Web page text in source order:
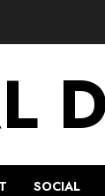
SOCIAL